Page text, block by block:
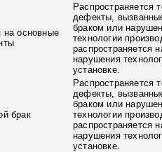
на основные
Распространяется
дефекты,
браком или
технологии
распространяется
нарушения
установке.
брак
Распространяется
дефекты,
браком или
технологии
распространяется
нарушения
установке.